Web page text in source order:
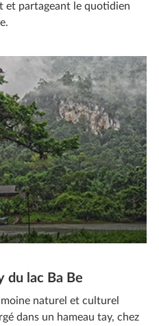
et partageant le quotidien
du lac Ba Be
naturel et culturel
dans un hameau tay, chez